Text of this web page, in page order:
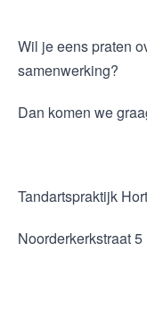
Wil je eens praten
samenwerking?
Dan komen we
Tandartspraktijk
Noorderkerkstraat 5